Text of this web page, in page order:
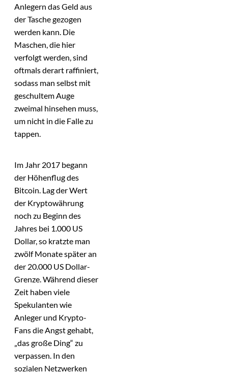
Anlegern das Geld aus
der Tasche gezogen
werden kann. Die
Maschen, die hier
verfolgt werden, sind
oftmals derart raffiniert,
sodass man selbst mit
geschultem Auge
zweimal hinsehen muss,
um nicht in die Falle zu
tappen.
Im Jahr 2017 begann
der Höhenflug des
Bitcoin. Lag der Wert
der Kryptowährung
noch zu Beginn des
Jahres bei 1.000 US
Dollar, so kratzte man
zwölf Monate später an
der 20.000 US Dollar-
Grenze. Während dieser
Zeit haben viele
Spekulanten wie
Anleger und Krypto-
Fans die Angst gehabt,
„das große Ding“ zu
verpassen. In den
sozialen Netzwerken